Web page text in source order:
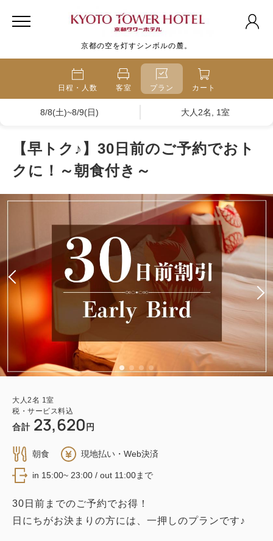
京都の空を灯すシンボルの麓。
日程・人数 客室 プラン カート
8/8(土)~8/9(日) 大人2名, 1室
【早トク♪】30日前のご予約でおト
クに！～朝食付き～
大人 2名 1 室
税・サービス料込
合計 23,620 円
朝食 現地払い・Web決済
in 15:00~ 23:00 / out 11:00まで
30日前までのご予約でお得！
日にちがお決まりの方には、一押しのプランです♪